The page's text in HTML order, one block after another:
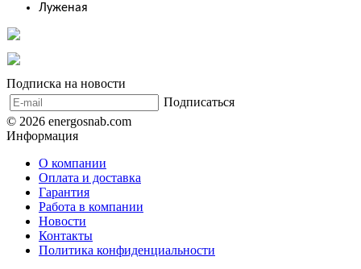
Луженая
Подписка на новости
Подписаться
© 2026 energosnab.com
Информация
О компании
Оплата и доставка
Гарантия
Работа в компании
Новости
Контакты
Политика конфиденциальности